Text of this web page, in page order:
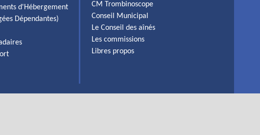
d'Hébergement
Dépendantes)
CM Trombinoscope
Conseil Municipal
Le Conseil des aînés
Les commissions
Libres propos